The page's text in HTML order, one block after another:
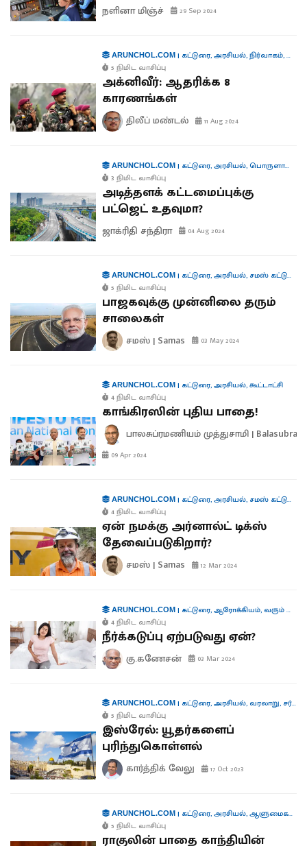
நளினா மிஞ்ச் 29 Sep 2024
ARUNCHOL.COM| கட்டுரை,அரசியல்,நிர்வாகம்,
5 நிமிட வாசிப்பு
அக்னிவீர்: ஆதரிக்க 8
காரணங்கள்
திலீப் மண்டல் 11 Aug 2024
ARUNCHOL.COM| கட்டுரை,அரசியல்,பொருளாதாரம்
3 நிமிட வாசிப்பு
அடித்தளக் கட்டமைப்புக்கு
பட்ஜெட் உதவுமா?
ஜாக்ரிதி சந்திரா 04 Aug 2024
ARUNCHOL.COM| கட்டுரை,அரசியல், சமஸ் கட்டுரை
5 நிமிட வாசிப்பு
பாஜகவுக்கு முன்னிலை தரும்
சாலைகள்
சமஸ் | Samas 03 May 2024
ARUNCHOL.COM| கட்டுரை,அரசியல்,கூட்டாட்சி
4 நிமிட வாசிப்பு
காங்கிரஸின் புதிய பாதை!
பாலசுப்ரமணியம் முத்துசாமி |
09 Apr 2024
ARUNCHOL.COM| கட்டுரை,அரசியல், சமஸ் கட்டுரை
4 நிமிட வாசிப்பு
ஏன் நமக்கு அர்னால்ட் டிக்ஸ்
தேவைப்படுகிறார்?
சமஸ் | Samas 12 Mar 2024
ARUNCHOL.COM| கட்டுரை,ஆரோக்கியம், வரும் முன் காக்க
4 நிமிட வாசிப்பு
நீர்க்கடுப்பு ஏற்படுவது ஏன்?
கு.கணேசன் 03 Mar 2024
ARUNCHOL.COM| கட்டுரை,அரசியல், வரலாறு, சர்வதேசம்
5 நிமிட வாசிப்பு
இஸ்ரேல்: யூதர்களைப்
புரிந்துகொள்ளல்
கார்த்திக் வேலு 17 Oct 2023
ARUNCHOL.COM| கட்டுரை,அரசியல்,ஆளுமைகள்
5 நிமிட வாசிப்பு
ராகுலின் பாதை காந்தியின்